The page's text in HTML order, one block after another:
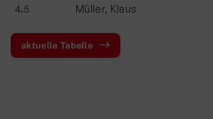
4.5
Müller, Klaus
aktuelle Tabelle